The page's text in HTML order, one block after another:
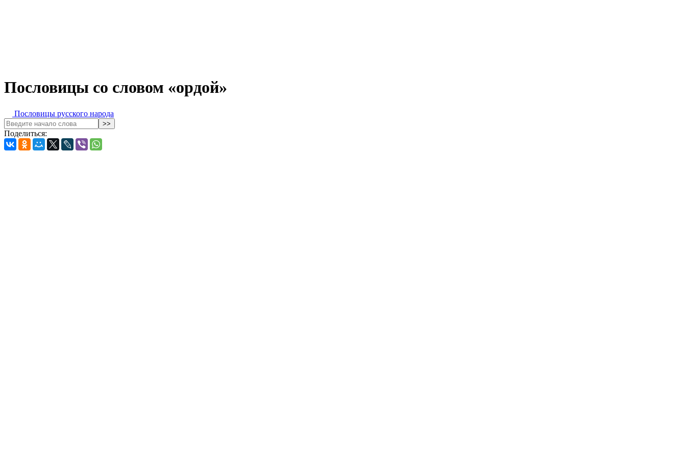
Пословицы со словом «ордой»
Пословицы русского народа
Поделиться: